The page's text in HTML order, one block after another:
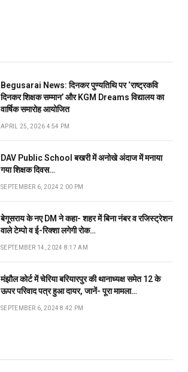
Begusarai News: दिनकर पुण्यतिथि पर ‘राष्ट्रकवि
दिनकर शिक्षक सम्मान’ और KGM Dreams विद्यालय का
वार्षिक समारोह आयोजित
APRIL 25, 2026 4:54 PM
DAV Public School बखरी में अनोखे अंदाज में मनाया
गया शिक्षक दिवस…
SEPTEMBER 6, 2024 2:00 PM
बेगूसराय के नए DM ने कहा- शहर में बिना नंबर व रजिस्ट्रेशन
वाले टेम्पो व ई-रिक्शा लगेगी रोक…
SEPTEMBER 14, 2024 8:17 AM
मंझौल कोर्ट में चेरिया बरियारपुर की थानाध्यक्ष समेत 12 के
ऊपर परिवाद पत्र हुआ दायर, जानें- पूरा मामला…
SEPTEMBER 6, 2024 8:42 PM